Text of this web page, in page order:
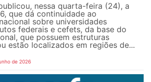
nessa quarta-feira (24), a
que dá continuidade ao
sobre universidades
federais e cefets, da base do
que possuem estruturas
estão localizados em regiões de...
de 2026